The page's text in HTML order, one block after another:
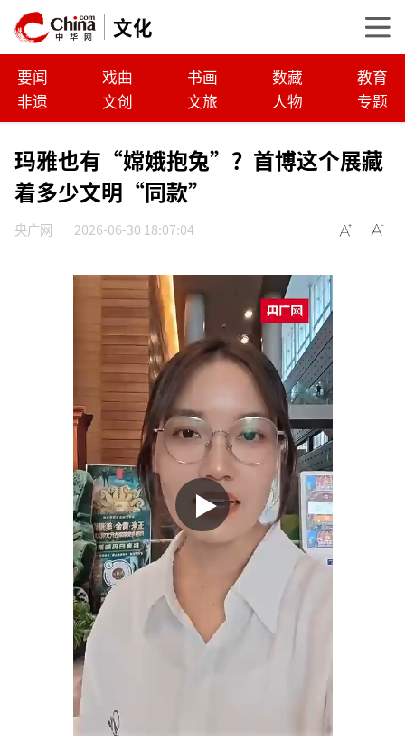
文化
要闻 戏曲 书画 数藏
教育
非遗
文创 文旅 人物 专题
玛雅也有“嫦娥抱兔”？首博这个展藏
着多少文明“同款”
央广网 2026-06-30 18:07:04